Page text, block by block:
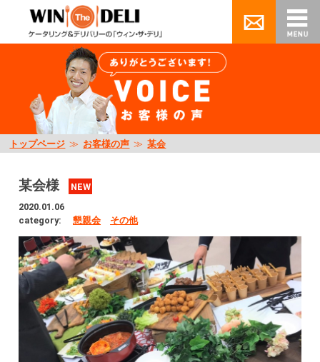
トップページ ≫ お客様の声 ≫某会
某会様
NEW
2020.01.06
category:
懇親会 その他